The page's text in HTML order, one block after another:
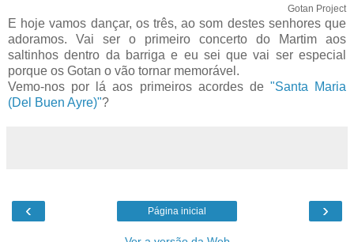
Gotan Project
E hoje vamos dançar, os três, ao som destes senhores que
adoramos. Vai ser o primeiro concerto do Martim aos
saltinhos dentro da barriga e eu sei que vai ser especial
porque os Gotan o vão tornar memorável.
Vemo-nos por lá aos primeiros acordes de "Santa Maria
(Del Buen Ayre)"?
‹ ›
Página inicial